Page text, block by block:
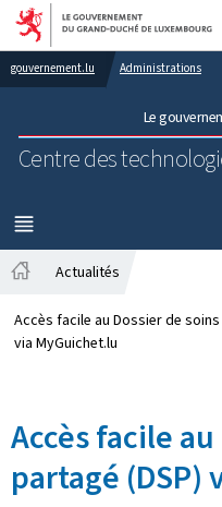
Aller au
Aller
gouvernement.lu Administrations
Le
Centre des
MENU
PRINCIPAL
Actualités
Accès facile au Dossier de
via MyGuichet.lu
Accès facile
partagé (DSP)